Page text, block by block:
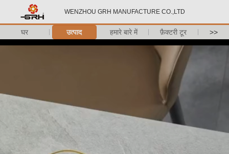
WENZHOU GRH MANUFACTURE CO.,LTD
घर उत्पाद हमारे बारे में फ़ैक्टरी टूर >>